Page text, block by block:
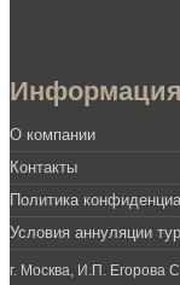
Информация
О компании
Контакты
Политика
Условия аннуляции
г. Москва, И.П. Егорова